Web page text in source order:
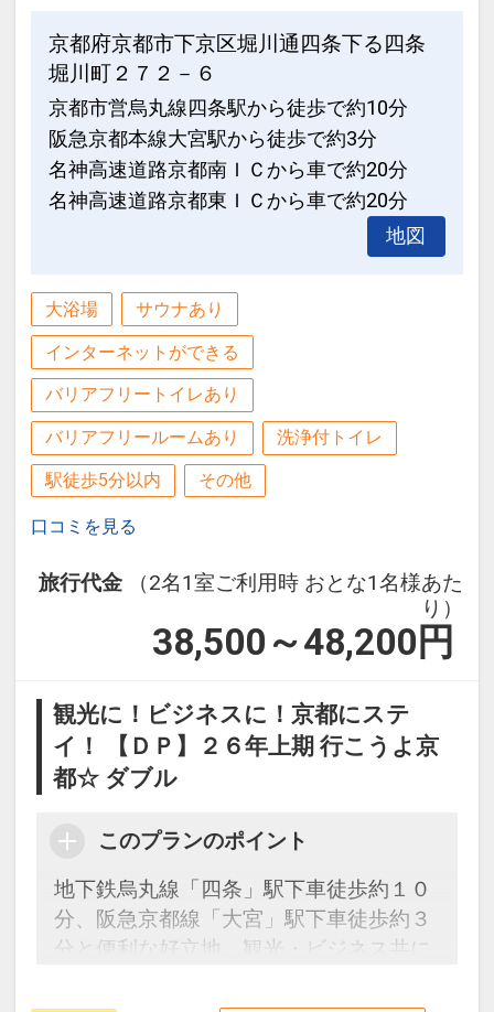
設定期間：2026年4月1日～2026年9月
30日
インターネットコース番号：DP-1-
17409200
京都府京都市下京区堀川通四条下る四条
堀川町２７２－６
京都市営烏丸線四条駅から徒歩で約10分
阪急京都本線大宮駅から徒歩で約3分
名神高速道路京都南ＩＣから車で約20分
名神高速道路京都東ＩＣから車で約20分
地図
大浴場 サウナあり
インターネットができる
バリアフリートイレあり
バリアフリールームあり 洗浄付トイレ
駅徒歩5分以内 その他
口コミを見る
旅行代金
（2名1室ご利用時 おとな1名様あた
り）
38,500～48,200 円
観光に！ビジネスに！京都にステ
イ！ 【ＤＰ】２６年上期 行こうよ京
都☆ ダブル
このプランのポイント
地下鉄烏丸線「四条」駅下車徒歩約１０
分、阪急京都線「大宮」駅下車徒歩約３
分と便利な好立地。観光・ビジネス共に